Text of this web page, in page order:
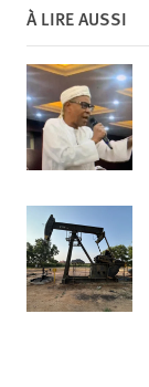
À LIRE AUSSI